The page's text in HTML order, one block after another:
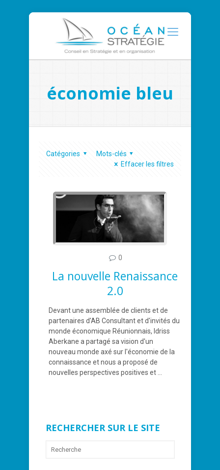
économie bleu
Catégories
Mots-clés
Effacer les filtres
0
La nouvelle Renaissance
2.0
Devant une assemblée de clients et de
partenaires d'AB Consultant et d'invités du
monde économique Réunionnais, Idriss
Aberkane a partagé sa vision d'un
nouveau monde axé sur l'économie de la
connaissance et nous a proposé de
nouvelles perspectives positives et ...
RECHERCHER SUR LE SITE